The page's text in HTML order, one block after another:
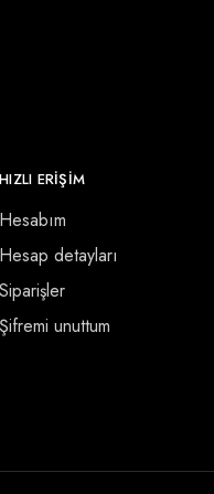
HIZLI ERİŞİM
Hesabım
Hesap detayları
Siparişler
Şifremi unuttum